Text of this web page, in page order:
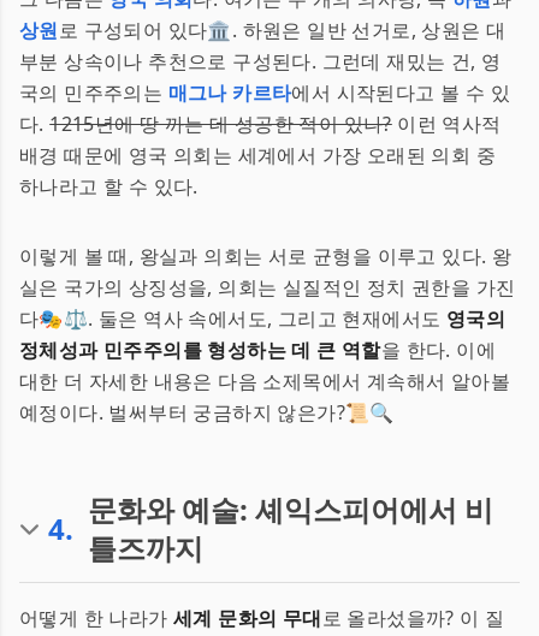
상원로 구성되어 있다🏛️. 하원은 일반 선거로, 상원은 대
부분 상속이나 추천으로 구성된다. 그런데 재밌는 건, 영
국의 민주주의는 매그나 카르타에서 시작된다고 볼 수 있
다.1215년에 땅 까는 데 성공한 적이 있나?이런 역사적
배경 때문에 영국 의회는 세계에서 가장 오래된 의회 중
하나라고 할 수 있다.
이렇게 볼 때, 왕실과 의회는 서로 균형을 이루고 있다. 왕
실은 국가의 상징성을, 의회는 실질적인 정치 권한을 가진
다🎭⚖️. 둘은 역사 속에서도, 그리고 현재에서도 영국의
정체성과 민주주의를 형성하는 데 큰 역할을 한다. 이에
대한 더 자세한 내용은 다음 소제목에서 계속해서 알아볼
예정이다. 벌써부터 궁금하지 않은가?📜🔍
4. 문화와 예술: 셰익스피어에서 비
틀즈까지
어떻게 한 나라가 세계 문화의 무대로 올라섰을까? 이 질